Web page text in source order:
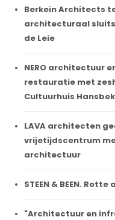
Berkein Architects
architecturaal
de Leie
NERO architectuur
restauratie met
Cultuurhuis
LAVA architecten
vrijetijdscentrum
architectuur
STEEN & BEEN.
"Architectuur en